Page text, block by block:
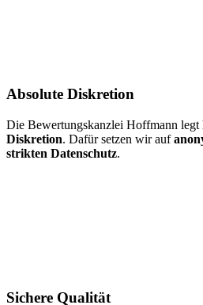
Absolute Diskretion
Die Bewertungskanzlei Hoffmann legt
Diskretion. Dafür setzen wir auf
strikten Datenschutz.
Sichere Qualität